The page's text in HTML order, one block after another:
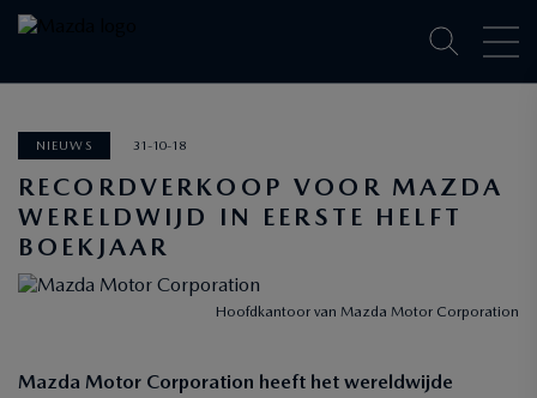
NIEUWS 31-10-18
RECORDVERKOOP VOOR MAZDA
WERELDWIJD IN EERSTE HELFT
BOEKJAAR
Hoofdkantoor van Mazda Motor Corporation
Mazda Motor Corporation heeft het wereldwijde